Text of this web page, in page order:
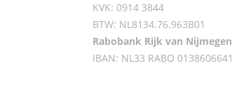
KVK: 0914 3844
BTW: NL8134.76.963B01
Rabobank Rijk van Nijmegen
IBAN: NL33 RABO 0138606641